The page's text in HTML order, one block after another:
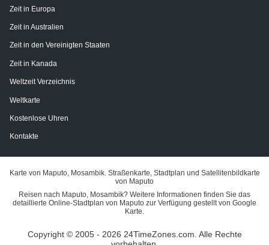
Zeit in Europa
Zeit in Australien
Zeit in den Vereinigten Staaten
Zeit in Kanada
Weltzeit Verzeichnis
Weltkarte
Kostenlose Uhren
Kontakte
Karte von Maputo, Mosambik. Straßenkarte, Stadtplan und Satellitenbildkarte
von Maputo
Reisen nach Maputo, Mosambik? Weitere Informationen finden Sie das
detaillierte Online-Stadtplan von Maputo zur Verfügung gestellt von Google
Karte.
Copyright © 2005 - 2026 24TimeZones.com. Alle Rechte